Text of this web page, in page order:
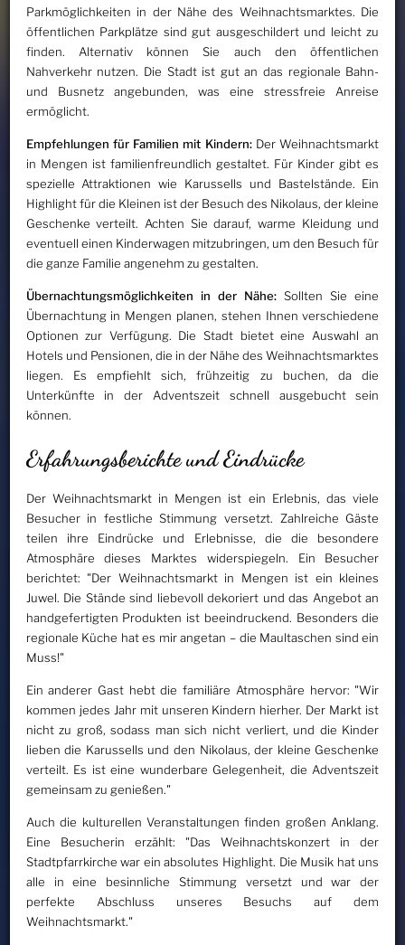
Parkmöglichkeiten in der Nähe des Weihnachtsmarktes. Die
öffentlichen Parkplätze sind gut ausgeschildert und leicht zu
finden. Alternativ können Sie auch den öffentlichen
Nahverkehr nutzen. Die Stadt ist gut an das regionale Bahn-
und Busnetz angebunden, was eine stressfreie Anreise
ermöglicht.
Empfehlungen für Familien mit Kindern:Der Weihnachtsmarkt
in Mengen ist familienfreundlich gestaltet. Für Kinder gibt es
spezielle Attraktionen wie Karussells und Bastelstände. Ein
Highlight für die Kleinen ist der Besuch des Nikolaus, der kleine
Geschenke verteilt. Achten Sie darauf, warme Kleidung und
eventuell einen Kinderwagen mitzubringen, um den Besuch für
die ganze Familie angenehm zu gestalten.
Übernachtungsmöglichkeiten in der Nähe:Sollten Sie eine
Übernachtung in Mengen planen, stehen Ihnen verschiedene
Optionen zur Verfügung. Die Stadt bietet eine Auswahl an
Hotels und Pensionen, die in der Nähe des Weihnachtsmarktes
liegen. Es empfiehlt sich, frühzeitig zu buchen, da die
Unterkünfte in der Adventszeit schnell ausgebucht sein
können.
Erfahrungsberichte und Eindrücke
Der Weihnachtsmarkt in Mengen ist ein Erlebnis, das viele
Besucher in festliche Stimmung versetzt. Zahlreiche Gäste
teilen ihre Eindrücke und Erlebnisse, die die besondere
Atmosphäre dieses Marktes widerspiegeln. Ein Besucher
berichtet: "Der Weihnachtsmarkt in Mengen ist ein kleines
Juwel. Die Stände sind liebevoll dekoriert und das Angebot an
handgefertigten Produkten ist beeindruckend. Besonders die
regionale Küche hat es mir angetan – die Maultaschen sind ein
Muss!"
Ein anderer Gast hebt die familiäre Atmosphäre hervor: "Wir
kommen jedes Jahr mit unseren Kindern hierher. Der Markt ist
nicht zu groß, sodass man sich nicht verliert, und die Kinder
lieben die Karussells und den Nikolaus, der kleine Geschenke
verteilt. Es ist eine wunderbare Gelegenheit, die Adventszeit
gemeinsam zu genießen."
Auch die kulturellen Veranstaltungen finden großen Anklang.
Eine Besucherin erzählt: "Das Weihnachtskonzert in der
Stadtpfarrkirche war ein absolutes Highlight. Die Musik hat uns
alle in eine besinnliche Stimmung versetzt und war der
perfekte Abschluss unseres Besuchs auf dem
Weihnachtsmarkt."